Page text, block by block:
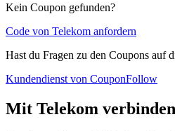
Kein Coupon gefunden?
Code von Telekom anfordern
Hast du Fragen zu den Coupons auf
Kundendienst von CouponFollow
Mit Telekom verbinden